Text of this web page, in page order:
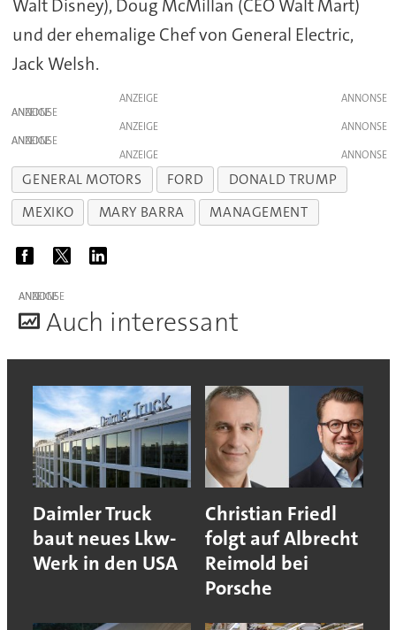
Walt Disney), Doug McMillan (CEO Walt Mart)
und der ehemalige Chef von General Electric,
Jack Welsh.
ANZEIGE
ANZEIGE
ANZEIGE
ANZEIGE
ANZEIGE
GENERAL MOTORS FORD
DONALD TRUMP
MEXIKO
MARY BARRA MANAGEMENT
ANZEIGE
Auch interessant
Daimler Truck
baut neues Lkw-
Werk in den USA
Christian Friedl
folgt auf Albrecht
Reimold bei
Porsche